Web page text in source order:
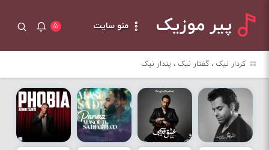
پیر موزیک منو سایت ۵
کردار نیک ، گفتار نیک ، پندار نیک